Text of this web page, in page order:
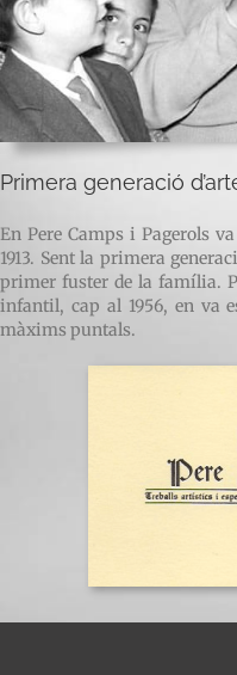
Primera generació
En Pere Camps i Pagerols
1913. Sent la primera
primer fuster de la família.
infantil, cap al 1956, en va
màxims puntals.